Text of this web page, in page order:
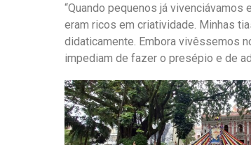
“Quando pequenos já
eram ricos em criatividade. Minhas
didaticamente. Embora vivêssemos
impediam de fazer o presépio e de